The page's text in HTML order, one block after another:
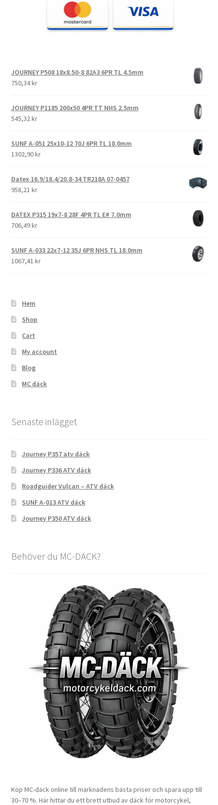
JOURNEY P508 18x8.50-8 82A3 6PR TL 4.5mm
750,34 kr
JOURNEY P1185 200x50 4PR TT NHS 2.5mm
545,32 kr
SUNF A-051 25x10-12 70J 6PR TL 18.0mm
1302,90 kr
Datex 16.9/18.4/20.8-34 TR218A 07-0457
958,21 kr
DATEX P315 19x7-8 28F 4PR TL E# 7.0mm
706,49 kr
SUNF A-033 22x7-12 35J 6PR NHS TL 18.0mm
1067,41 kr
Hem
Shop
Cart
My account
Blog
MC däck
Senaste inlägget
Journey P357 atv däck
Journey P336 ATV däck
Roadguider Vulcan – ATV däck
SUNF A-013 ATV däck
Journey P350 ATV däck
Behöver du MC-DÄCK?
Köp MC-däck online till marknadens bästa priser och spara upp till
30–70 %. Här hittar du ett brett utbud av däck för motorcykel,